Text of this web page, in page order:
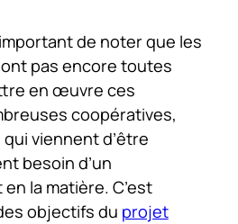
de noter que les
pas encore toutes
en œuvre ces
coopératives,
viennent d’être
besoin d’un
la matière. C’est
objectifs du projet